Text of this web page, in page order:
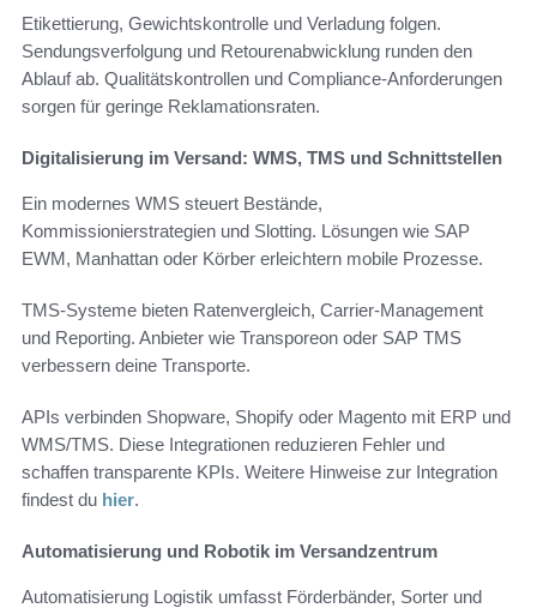
Etikettierung, Gewichtskontrolle und Verladung folgen.
Sendungsverfolgung und Retourenabwicklung runden den
Ablauf ab. Qualitätskontrollen und Compliance-Anforderungen
sorgen für geringe Reklamationsraten.
Digitalisierung im Versand: WMS, TMS und Schnittstellen
Ein modernes WMS steuert Bestände,
Kommissionierstrategien und Slotting. Lösungen wie SAP
EWM, Manhattan oder Körber erleichtern mobile Prozesse.
TMS-Systeme bieten Ratenvergleich, Carrier-Management
und Reporting. Anbieter wie Transporeon oder SAP TMS
verbessern deine Transporte.
APIs verbinden Shopware, Shopify oder Magento mit ERP und
WMS/TMS. Diese Integrationen reduzieren Fehler und
schaffen transparente KPIs. Weitere Hinweise zur Integration
findest du hier.
Automatisierung und Robotik im Versandzentrum
Automatisierung Logistik umfasst Förderbänder, Sorter und